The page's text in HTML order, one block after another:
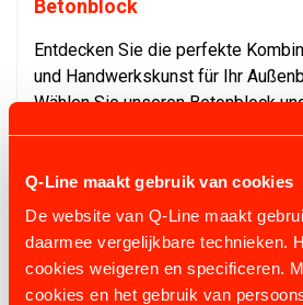
Q-Line maakt gebruik van cookies
De website van Q-Line maakt
daarmee vergelijkbare technieken.
cookies weigeren en specificeren.
cookies en het gebruik van
Betonblock
Entdecken Sie die perfekte
und Handwerkskunst für Ihr
Wählen Sie unseren Betonblock
kaufen, die speziell auf Ihre
Beleuchtungsanforderungen